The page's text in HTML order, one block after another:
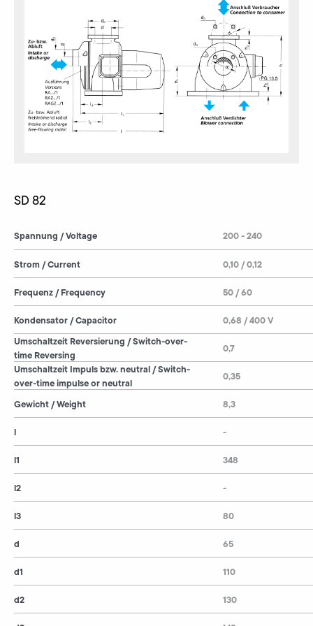
SD 82
Spannung / Voltage
Strom / Current
Frequenz / Frequency
Kondensator / Capacitor
Umschaltzeit Reversierung / Switch-over-
time Reversing
Umschaltzeit Impuls bzw. neutral / Switch-
over-time impulse or neutral
Gewicht / Weight
l
l1
l2
l3
d
d1
d2
200 - 240
0,10 / 0,12
50 / 60
0,68 / 400 V
0,7
0,35
8,3
-
348
-
80
65
110
130